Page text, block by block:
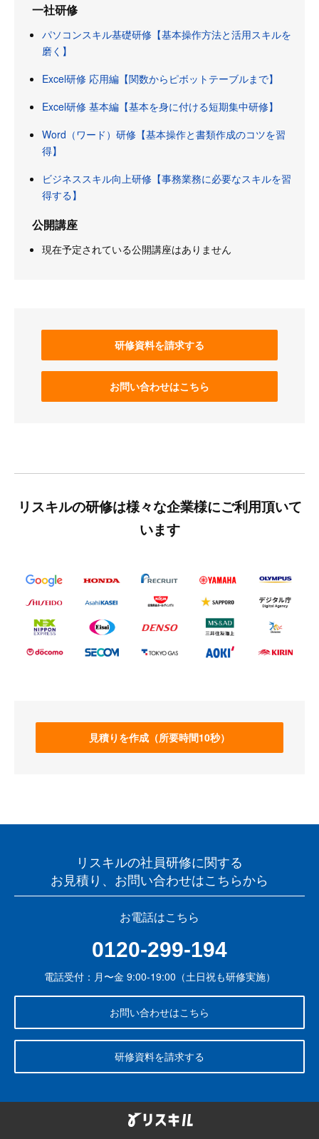
一社研修
パソコンスキル基礎研修【基本操作方法と活用スキルを
磨く】
Excel研修 応用編【関数からピボットテーブルまで】
Excel研修 基本編【基本を身に付ける短期集中研修】
Word（ワード）研修【基本操作と書類作成のコツを習
得】
ビジネススキル向上研修【事務業務に必要なスキルを習
得する】
公開講座
現在予定されている公開講座はありません
研修資料を請求する
お問い合わせはこちら
リスキルの研修は様々な企業様にご利用頂いて
います
見積りを作成（所要時間10秒）
リスキルの社員研修に関する
お見積り、お問い合わせはこちらから
お電話はこちら
0120-299-194
電話受付：月〜金 9:00-19:00（土日祝も研修実施）
お問い合わせはこちら
研修資料を請求する